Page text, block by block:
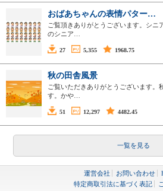
おばあちゃんの表情パター…
ご覧頂きありがとうございます。シニ
のシニア…
27 5,355 1968.75
秋の田舎風景
ご覧いただきありがとうございます。
す。かや…
51 12,297 4482.45
一覧を見る
運営会社 お問い合わせ
特定商取引法に基づく表記